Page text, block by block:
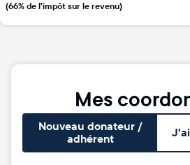
(66% de l'impôt sur le revenu)
Mes
Nouveau donateur /
adhérent